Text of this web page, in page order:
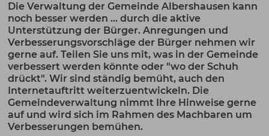
Die Verwaltung der Gemeinde Albershausen kann
noch besser werden ... durch die aktive
Unterstützung der Bürger. Anregungen und
Verbesserungsvorschläge der Bürger nehmen wir
gerne auf. Teilen Sie uns mit, was in der Gemeinde
verbessert werden könnte oder "wo der Schuh
drückt". Wir sind ständig bemüht, auch den
Internetauftritt weiterzuentwickeln. Die
Gemeindeverwaltung nimmt Ihre Hinweise gerne
auf und wird sich im Rahmen des Machbaren um
Verbesserungen bemühen.